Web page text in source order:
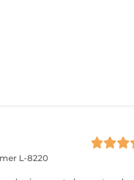
L-8220